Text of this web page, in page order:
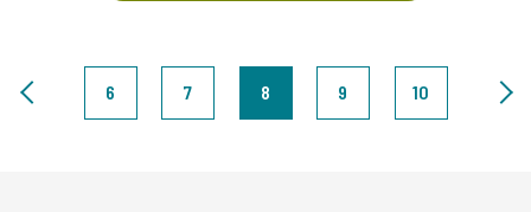
6 7 8 9 10